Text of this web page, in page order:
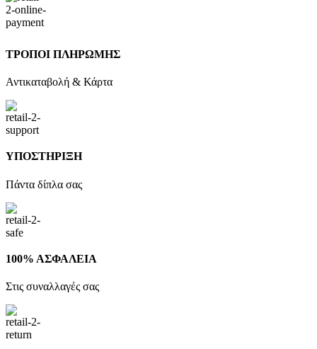
ΤΡΟΠΟΙ ΠΛΗΡΩΜΗΣ
Αντικαταβολή & Κάρτα
ΥΠΟΣΤΗΡΙΞΗ
Πάντα δίπλα σας
100% ΑΣΦΑΛΕΙΑ
Στις συναλλαγές σας